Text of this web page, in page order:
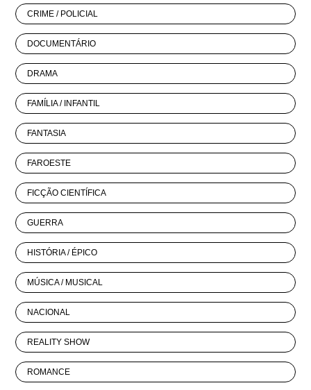
CRIME / POLICIAL
DOCUMENTÁRIO
DRAMA
FAMÍLIA / INFANTIL
FANTASIA
FAROESTE
FICÇÃO CIENTÍFICA
GUERRA
HISTÓRIA / ÉPICO
MÚSICA / MUSICAL
NACIONAL
REALITY SHOW
ROMANCE